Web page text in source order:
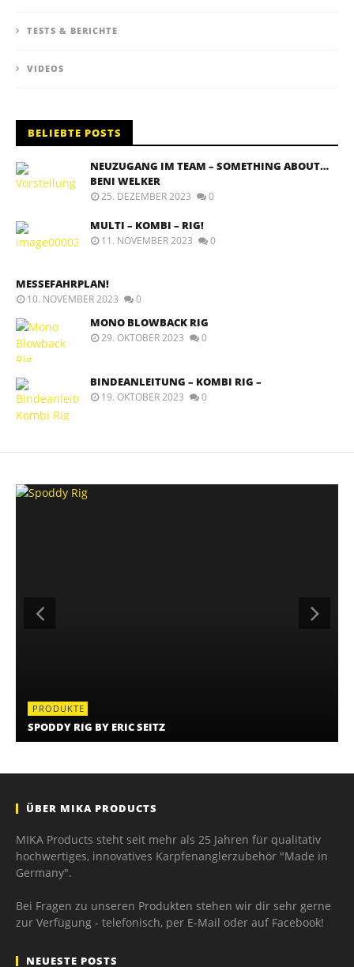
TESTS & BERICHTE
VIDEOS
BELIEBTE POSTS
NEUZUGANG IM TEAM – SOMETHING ABOUT…
BENI WELKER
25. DEZEMBER 2023 0
MULTI – KOMBI – RIG!
11. NOVEMBER 2023 0
MESSEFAHRPLAN!
10. NOVEMBER 2023 0
MONO BLOWBACK RIG
29. OKTOBER 2023 0
BINDEANLEITUNG – KOMBI RIG –
19. OKTOBER 2023 0
PRODUKTE
SPODDY RIG BY ERIC SEITZ
ÜBER MIKA PRODUCTS
MIKA Products steht seit mehr als 25 Jahren für qualitativ
hochwertiges, innovatives Karpfenanglerzubehör "Made in
Germany".
Bei Fragen zu unseren Produkten stehen wir dir sehr gerne
zur Verfügung - telefonisch, per E-Mail oder auf Facebook!
NEUESTE POSTS